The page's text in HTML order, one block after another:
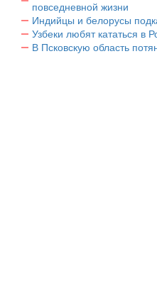
повседневной жизни
Индийцы и белорусы
Узбеки любят кататься в
В Псковскую область